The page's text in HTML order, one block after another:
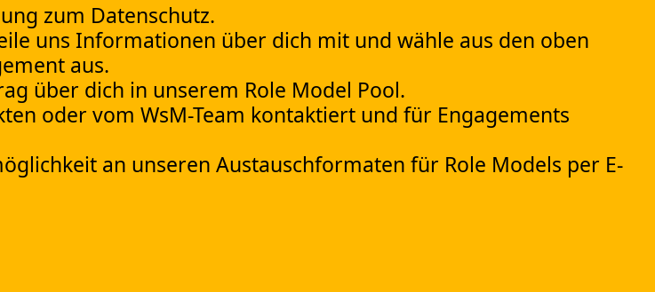
zum Datenschutz.
uns Informationen über dich mit und wähle aus den oben
aus.
über dich in unserem Role Model Pool.
oder vom WsM-Team kontaktiert und für Engagements
an unseren Austauschformaten für Role Models per E-